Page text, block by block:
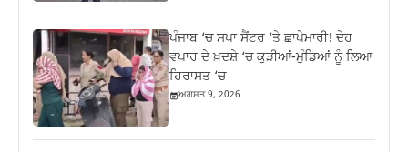
ਪੰਜਾਬ ‘ਚ ਸਪਾ ਸੈਂਟਰ ‘ਤੇ ਛਾਪੇਮਾਰੀ! ਦੇਹ
ਵਪਾਰ ਦੇ ਖ਼ਦਸ਼ੇ ‘ਚ ਕੁੜੀਆਂ-ਮੁੰਡਿਆਂ ਨੂੰ ਲਿਆ
ਹਿਰਾਸਤ ‘ਚ
ਅਗਸਤ 9, 2026